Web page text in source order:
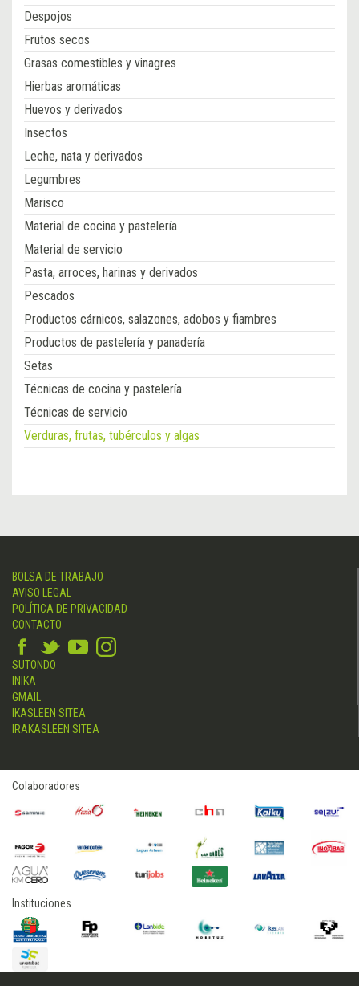
Despojos
Frutos secos
Grasas comestibles y vinagres
Hierbas aromáticas
Huevos y derivados
Insectos
Leche, nata y derivados
Legumbres
Marisco
Material de cocina y pastelería
Material de servicio
Pasta, arroces, harinas y derivados
Pescados
Productos cárnicos, salazones, adobos y fiambres
Productos de pastelería y panadería
Setas
Técnicas de cocina y pastelería
Técnicas de servicio
Verduras, frutas, tubérculos y algas
BOLSA DE TRABAJO
AVISO LEGAL
POLÍTICA DE PRIVACIDAD
CONTACTO
SUTONDO
INIKA
GMAIL
IKASLEEN SITEA
IRAKASLEEN SITEA
Colaboradores
Instituciones